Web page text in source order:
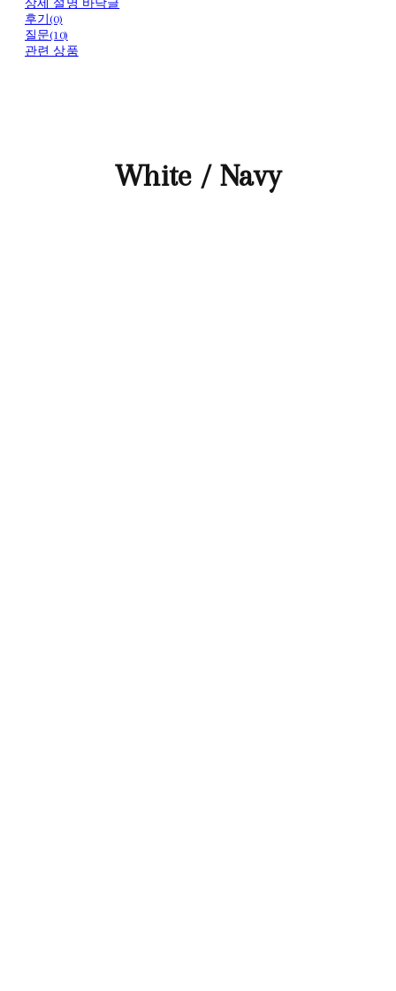
상세 설명 바닥글
후기(0)
질문(10)
관련 상품
White / Navy